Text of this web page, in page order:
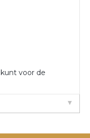
voor de